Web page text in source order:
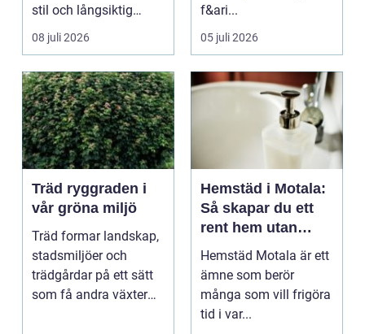
stil och långsiktig
ekonomi i samma p...
08 juli 2026
f&ari...
05 juli 2026
Träd ryggraden i
vår gröna miljö
Träd formar landskap,
stadsmiljöer och
trädgårdar på ett sätt
som få andra växter
Hemstäd i Motala:
Så skapar du ett
rent hem utan
stress
Hemstäd Motala är ett
ämne som berör
många som vill frigöra
tid i var...